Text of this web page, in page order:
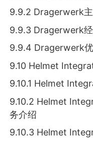
9.9.2 Dragerwerk
9.9.3 Dragerwerk
9.9.4 Dragerwerk
9.10 Helmet
9.10.1 Helmet
9.10.2 Helmet
务介绍
9.10.3 Helmet